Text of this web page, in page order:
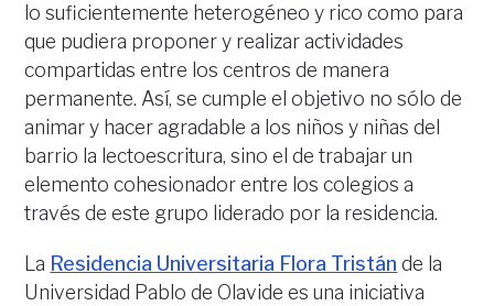
lo suficientemente heterogéneo y rico como para
que pudiera proponer y realizar actividades
compartidas entre los centros de manera
permanente. Así, se cumple el objetivo no sólo de
animar y hacer agradable a los niños y niñas del
barrio la lectoescritura, sino el de trabajar un
elemento cohesionador entre los colegios a
través de este grupo liderado por la residencia.
La Residencia Universitaria Flora Tristán de la
Universidad Pablo de Olavide es una iniciativa